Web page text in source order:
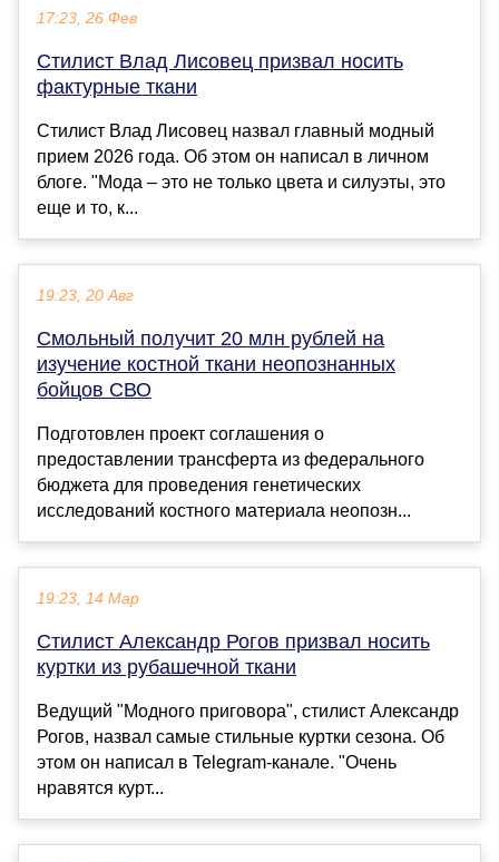
17:23, 26 Фев
Стилист Влад Лисовец призвал носить
фактурные ткани
Стилист Влад Лисовец назвал главный модный
прием 2026 года. Об этом он написал в личном
блоге. "Мода – это не только цвета и силуэты, это
еще и то, к...
19:23, 20 Авг
Смольный получит 20 млн рублей на
изучение костной ткани неопознанных
бойцов СВО
Подготовлен проект соглашения о
предоставлении трансферта из федерального
бюджета для проведения генетических
исследований костного материала неопозн...
19:23, 14 Мар
Стилист Александр Рогов призвал носить
куртки из рубашечной ткани
Ведущий "Модного приговора", стилист Александр
Рогов, назвал самые стильные куртки сезона. Об
этом он написал в Telegram-канале. "Очень
нравятся курт...